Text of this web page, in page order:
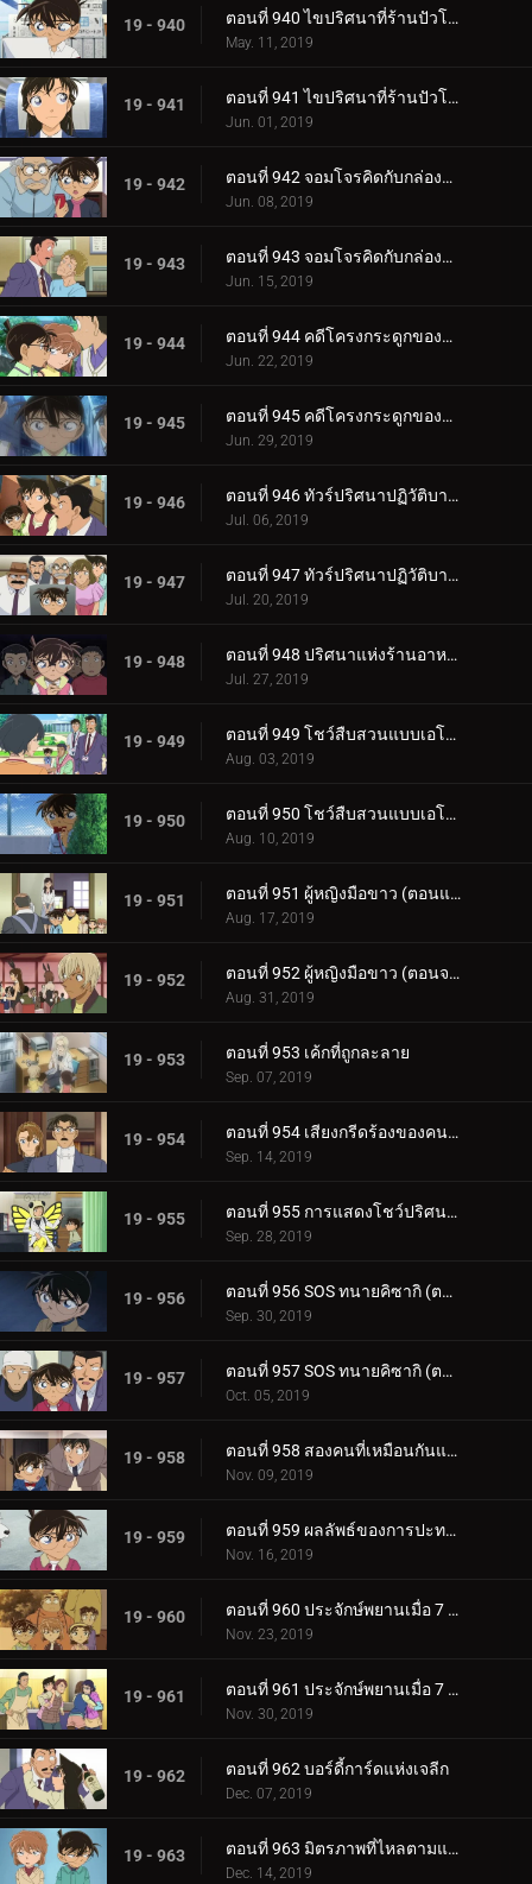
19 - 940 ตอนที่ 940 ไขปริศนาที่ร้านปัวโรต์ (ตอนแรก)
May. 11, 2019
19 - 941 ตอนที่ 941 ไขปริศนาที่ร้านปัวโรต์ (ตอนจบ)
Jun. 01, 2019
19 - 942 ตอนที่ 942 จอมโจรคิดกับกล่องปริศนา (ตอนแรก)
Jun. 08, 2019
19 - 943 ตอนที่ 943 จอมโจรคิดกับกล่องปริศนา (ตอนจบ)
Jun. 15, 2019
19 - 944 ตอนที่ 944 คดีโครงกระดูกของครูคนใหม่ (ตอนแรก)
Jun. 22, 2019
19 - 945 ตอนที่ 945 คดีโครงกระดูกของครูคนใหม่ (ตอนจบ)
Jun. 29, 2019
19 - 946 ตอนที่ 946 ทัวร์ปริศนาปฏิวัติบาคุมัตสึ (ภาคยามากุจิ)
Jul. 06, 2019
19 - 947 ตอนที่ 947 ทัวร์ปริศนาปฏิวัติบาคุมัตสึ (ภาคฮากิ)
Jul. 20, 2019
19 - 948 ตอนที่ 948 ปริศนาแห่งร้านอาหารชื่อดัง
Jul. 27, 2019
19 - 949 ตอนที่ 949 โชว์สืบสวนแบบเอโดะข้างบ้าน (ตอนแรก)
Aug. 03, 2019
19 - 950 ตอนที่ 950 โชว์สืบสวนแบบเอโดะข้างบ้าน (ตอนจบ)
Aug. 10, 2019
19 - 951 ตอนที่ 951 ผู้หญิงมือขาว (ตอนแรก)
Aug. 17, 2019
19 - 952 ตอนที่ 952 ผู้หญิงมือขาว (ตอนจบ)
Aug. 31, 2019
19 - 953 ตอนที่ 953 เค้กที่ถูกละลาย
Sep. 07, 2019
19 - 954 ตอนที่ 954 เสียงกรีดร้องของคนร้ายตัวจริง
Sep. 14, 2019
19 - 955 ตอนที่ 955 การแสดงโชว์ปริศนาในห้องที่ถูกล็อก
Sep. 28, 2019
19 - 956 ตอนที่ 956 SOS ทนายคิซากิ (ตอนแรก)
Sep. 30, 2019
19 - 957 ตอนที่ 957 SOS ทนายคิซากิ (ตอนจบ)
Oct. 05, 2019
19 - 958 ตอนที่ 958 สองคนที่เหมือนกันแต่เข้ากันไม่ได้[11]
Nov. 09, 2019
19 - 959 ตอนที่ 959 ผลลัพธ์ของการปะทะกัน
Nov. 16, 2019
19 - 960 ตอนที่ 960 ประจักษ์พยานเมื่อ 7 ปีก่อน (ตอนแรก)
Nov. 23, 2019
19 - 961 ตอนที่ 961 ประจักษ์พยานเมื่อ 7 ปีก่อน (ตอนจบ)
Nov. 30, 2019
19 - 962 ตอนที่ 962 บอร์ดี้การ์ดแห่งเจลีก
Dec. 07, 2019
19 - 963 ตอนที่ 963 มิตรภาพที่ไหลตามแม่น้ำ
Dec. 14, 2019